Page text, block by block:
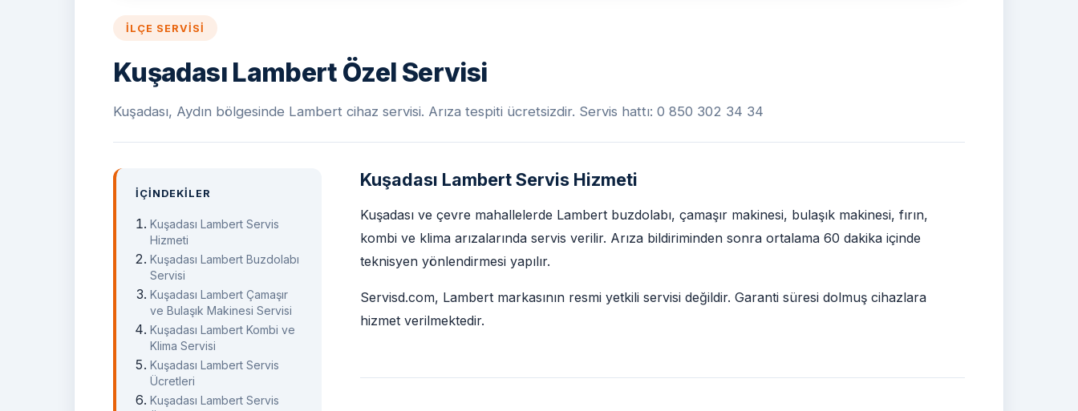
İLÇE SERVISI
Kuşadası Lambert Özel Servisi
Kuşadası, Aydın bölgesinde Lambert cihaz servisi. Arıza tespiti ücretsizdir. Servis hattı: 0 850 302 34 34
İÇINDEKILER
Kuşadası Lambert Servis
Hizmeti
Kuşadası Lambert Buzdolabı
Servisi
Kuşadası Lambert Çamaşır
ve Bulaşık Makinesi Servisi
Kuşadası Lambert Kombi ve
Klima Servisi
Kuşadası Lambert Servis
Ücretleri
Kuşadası Lambert Servis
Kuşadası Lambert Servis Hizmeti
Kuşadası ve çevre mahallelerde Lambert buzdolabı, çamaşır makinesi, bulaşık makinesi, fırın,
kombi ve klima arızalarında servis verilir. Arıza bildiriminden sonra ortalama 60 dakika içinde
teknisyen yönlendirmesi yapılır.
Servisd.com, Lambert markasının resmi yetkili servisi değildir. Garanti süresi dolmuş cihazlara
hizmet verilmektedir.